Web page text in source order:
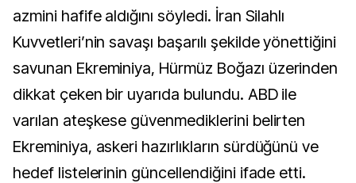
azmini hafife aldığını söyledi. İran Silahlı
Kuvvetleri’nin savaşı başarılı şekilde yönettiğini
savunan Ekreminiya, Hürmüz Boğazı üzerinden
dikkat çeken bir uyarıda bulundu. ABD ile
varılan ateşkese güvenmediklerini belirten
Ekreminiya, askeri hazırlıkların sürdüğünü ve
hedef listelerinin güncellendiğini ifade etti.